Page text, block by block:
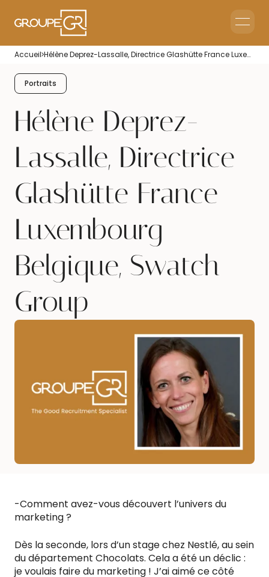
Le groupe GR
Accueil Hélène Deprez-Lassalle, Directrice Glashütte France Luxembourg Belgique, Swatch Group
Portraits
Hélène Deprez-
Lassalle, Directrice
Glashütte France
Luxembourg
Belgique, Swatch
Group
-Comment avez-vous découvert l’univers du
marketing ?
Dès la seconde, lors d’un stage chez Nestlé, au sein
du département Chocolats. Cela a été un déclic :
je voulais faire du marketing ! J’ai aimé ce côté